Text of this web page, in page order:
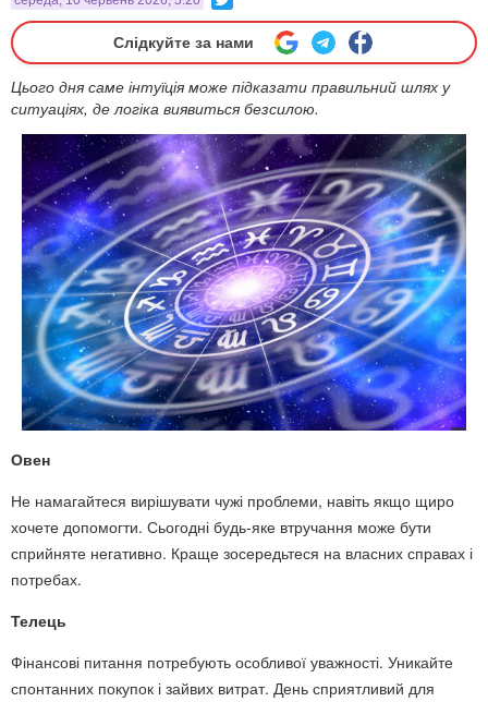
Слідкуйте за нами
Цього дня саме інтуїція може підказати правильний шлях у
ситуаціях, де логіка виявиться безсилою.
Овен
Не намагайтеся вирішувати чужі проблеми, навіть якщо щиро
хочете допомогти. Сьогодні будь-яке втручання може бути
сприйняте негативно. Краще зосередьтеся на власних справах і
потребах.
Телець
Фінансові питання потребують особливої уважності. Уникайте
спонтанних покупок і зайвих витрат. День сприятливий для